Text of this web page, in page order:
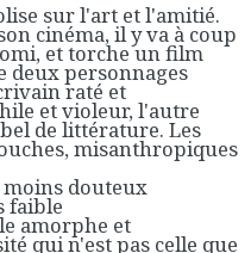
sur l'art et l'amitié.
cinéma, il y va à coup
et torche un film
deux personnages
raté et
et violeur, l'autre
de littérature. Les
misanthropiques
moins douteux
faible
amorphe et
qui n'est pas celle que